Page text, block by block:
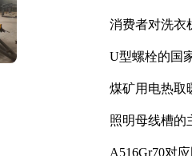
消费者对洗衣
U型螺栓的国
煤矿用电热取
照明母线槽的
A516Gr70对